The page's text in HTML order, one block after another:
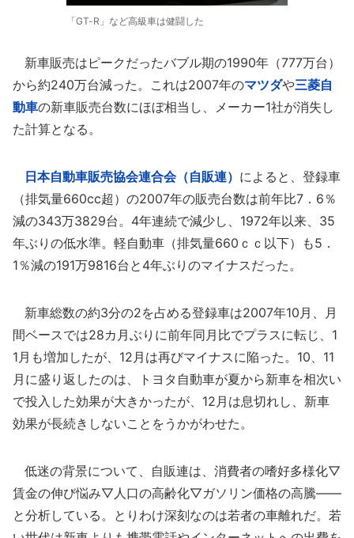
「GT-R」など高級車は健闘した
新車販売はピークだったバブル期の1990年（777万台）
から約240万台減った。これは2007年のマツダや三菱自
動車の新車販売台数にほぼ相当し、メーカー1社が消失し
た計算となる。
日本自動車販売協会連合会（自販連） によると、登録車
（排気量660cc超）の2007年の販売台数は前年比7．6％
減の343万3829台。4年連続で減少し、1972年以来、35
年ぶりの低水準。軽自動車（排気量660ｃｃ以下）も5．
1％減の191万9816台と4年ぶりのマイナスだった。
新車総数の約3分の2を占める登録車は2007年10月、月
間ベースでは28カ月ぶりに前年同月比でプラスに転じ、1
1月も増加したが、12月は再びマイナスに陥った。10、11
月に盛り返したのは、トヨタ自動車が夏から新車を相次い
で投入した効果が大きかったが、12月は息切れし、新車
効果が長続きしないことをうかがわせた。
低迷の背景について、自販連は、消費者の嗜好多様化▽
賃金の伸び悩み▽人口の高齢化▽ガソリン価格の高騰――
と分析している。とりわけ深刻なのは若者の車離れだ。若